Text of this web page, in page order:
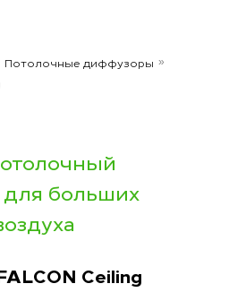
Потолочные диффузоры »
больших
Ceiling